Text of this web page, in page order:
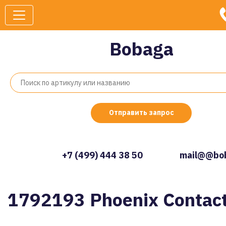
Bobaga
Отправить запрос
+7 (499) 444 38 50
1792193 Phoenix